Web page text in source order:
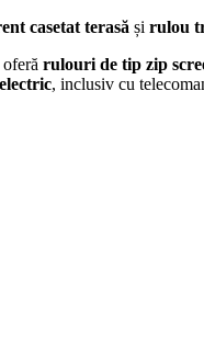
casetat terasă și rulou
oferă rulouri de tip zip
, inclusiv cu